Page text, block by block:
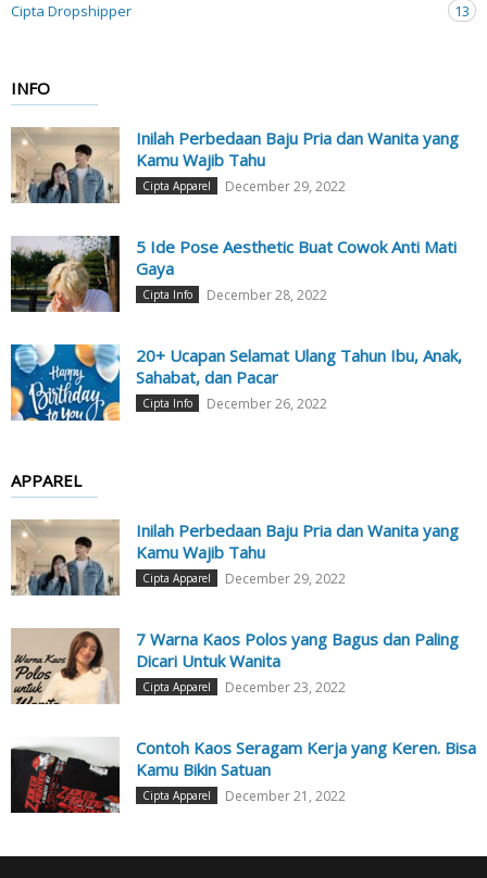
Cipta Dropshipper
13
INFO
Inilah Perbedaan Baju Pria dan Wanita yang
Kamu Wajib Tahu
Cipta Apparel December 29, 2022
5 Ide Pose Aesthetic Buat Cowok Anti Mati
Gaya
Cipta Info December 28, 2022
20+ Ucapan Selamat Ulang Tahun Ibu, Anak,
Sahabat, dan Pacar
Cipta Info December 26, 2022
APPAREL
Inilah Perbedaan Baju Pria dan Wanita yang
Kamu Wajib Tahu
Cipta Apparel December 29, 2022
7 Warna Kaos Polos yang Bagus dan Paling
Dicari Untuk Wanita
Cipta Apparel December 23, 2022
Contoh Kaos Seragam Kerja yang Keren. Bisa
Kamu Bikin Satuan
Cipta Apparel December 21, 2022